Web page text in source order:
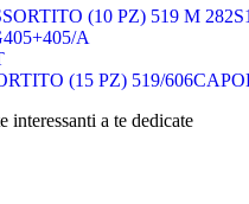
(10 PZ) 519 M
A
(15 PZ) 519/
interessanti a te dedicate